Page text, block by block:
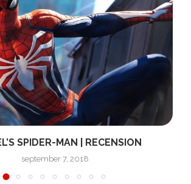
SPIDER-MAN | RECENSION
september 7, 2018